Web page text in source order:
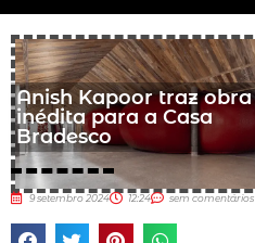
Anish Kapoor traz obra
inédita para a Casa
Bradesco
9 setembro 2024 12:24 sem comentários